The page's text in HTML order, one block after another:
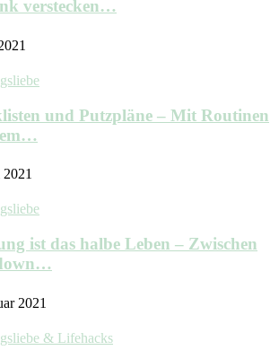
verstecken…
und Putzpläne – Mit Routinen
ist das halbe Leben – Zwischen
2021
& Lifehacks